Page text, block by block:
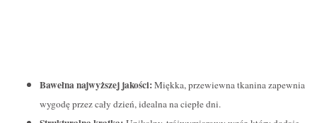
Bawełna najwyższej jakości:Miękka, przewiewna tkanina zapewnia
wygodę przez cały dzień, idealna na ciepłe dni.